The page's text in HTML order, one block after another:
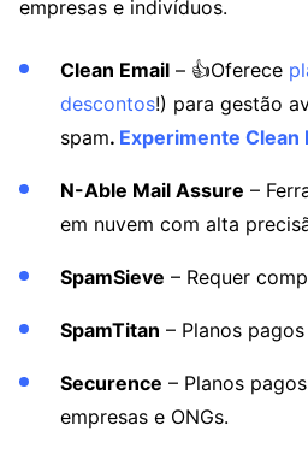
empresas e indivíduos.
Clean Email – 👍Oferece
descontos!) para gestão
spam. Experimente Clean
N-Able Mail Assure –
em nuvem com alta
SpamSieve – Requer
SpamTitan – Planos
Securence – Planos
empresas e ONGs.